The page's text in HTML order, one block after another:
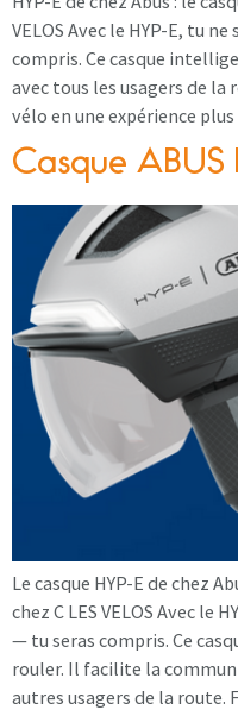
VELOS Avec le HYP-E, tu
compris. Ce casque
avec tous les usagers de
vélo en une expérience
Casque ABUS
Le casque HYP-E de chez
chez C LES VELOS Avec le
— tu seras compris. Ce
rouler. Il facilite la
autres usagers de la